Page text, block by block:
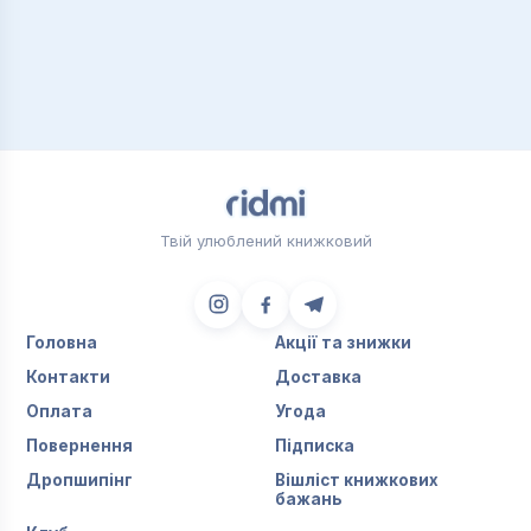
Твій улюблений книжковий
Головна
Акції та знижки
Контакти
Доставка
Оплата
Угода
Повернення
Підписка
Дропшипінг
Вішліст книжкових
бажань